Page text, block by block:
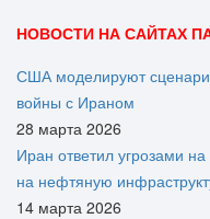
НОВОСТИ НА САЙТАХ
США моделируют
войны с Ираном
28 марта 2026
Иран ответил угрозами
на нефтяную
14 марта 2026